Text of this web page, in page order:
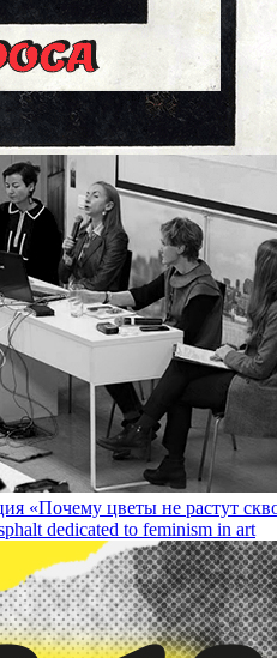
Сколково состоится public
«Почему цветы не растут
dedicated to feminism in art